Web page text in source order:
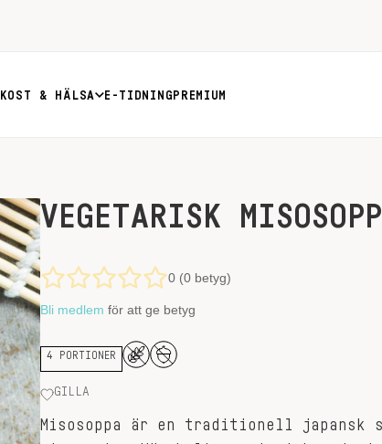
KOST & HÄLSA E-TIDNING PREMIUM
VEGETARISK
0 (0 betyg)
Bli medlem för att ge betyg
4 PORTIONER
GILLA
Misosoppa är en traditionell japansk